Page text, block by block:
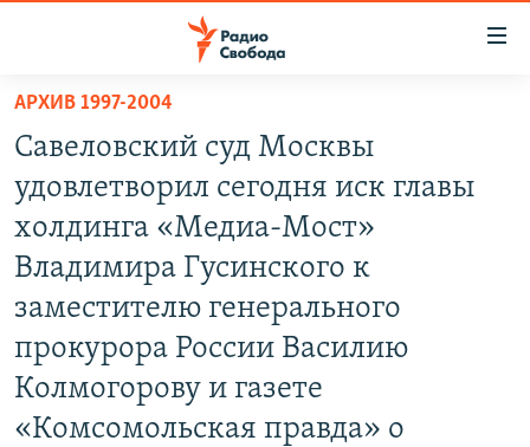
упрощенного
доступа
основному
содержанию
главной
навигации
Вернутся
АВТОРСКИЕ ПРОЕКТЫ
ЦИТАТЫ СВОБОДЫ
МНЕНИЯ
КУЛЬТУРА
IDEL.РЕАЛИИ
КАВКАЗ.РЕАЛИИ
АРХИВ 1997-2004
Савеловский суд Москвы
удовлетворил сегодня иск главы
холдинга «Медиа-Мост»
Владимира Гусинского к
заместителю генерального
прокурора России Василию
Колмогорову и газете
«Комсомольская правда» о